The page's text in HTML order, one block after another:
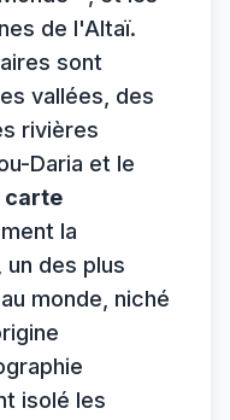
de l'Altaï.
sont
vallées, des
rivières
Daria et le
carte
la
un des plus
monde, niché
isolé les